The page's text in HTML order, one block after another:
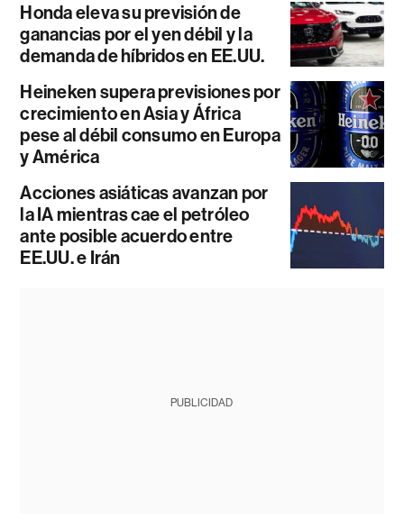
Honda eleva su previsión de
ganancias por el yen débil y la
demanda de híbridos en EE.UU.
Heineken supera previsiones por
crecimiento en Asia y África
pese al débil consumo en Europa
y América
Acciones asiáticas avanzan por
la IA mientras cae el petróleo
ante posible acuerdo entre
EE.UU. e Irán
PUBLICIDAD